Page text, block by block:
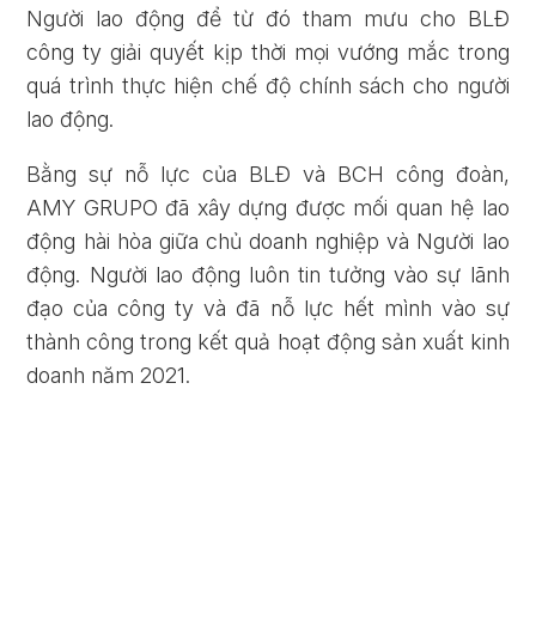
Người lao động để từ đó tham mưu cho BLĐ
công ty giải quyết kịp thời mọi vướng mắc trong
quá trình thực hiện chế độ chính sách cho người
lao động.
Bằng sự nỗ lực của BLĐ và BCH công đoàn,
AMY GRUPO đã xây dựng được mối quan hệ lao
động hài hòa giữa chủ doanh nghiệp và Người lao
động. Người lao động luôn tin tưởng vào sự lãnh
đạo của công ty và đã nỗ lực hết mình vào sự
thành công trong kết quả hoạt động sản xuất kinh
doanh năm 2021.